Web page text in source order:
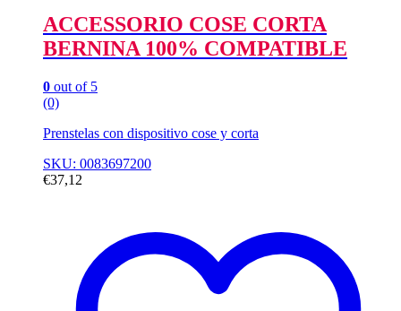
ACCESSORIO COSE CORTA
BERNINA 100% COMPATIBLE
0 out of 5
(0)
Prenstelas con dispositivo cose y corta
SKU: 0083697200
€37,12